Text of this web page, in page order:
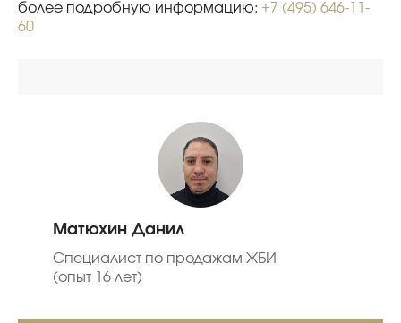
более подробную информацию: +7 (495) 646-11-
60
Матюхин Данил
Специалист по продажам ЖБИ
(опыт 16 лет)